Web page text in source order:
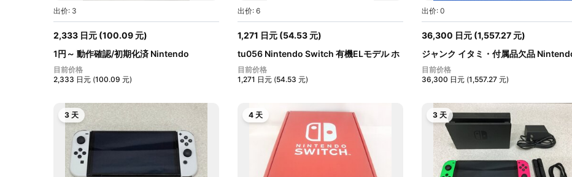
出价: 3
2,333 日元 (100.09 元)
1円～ 動作確認/初期化済 Nintendo
Switch...
目前价格
2,333 日元 (100.09 元)
出价: 6
1,271 日元 (54.53 元)
tu056 Nintendo Switch 有機ELモデル ホ
ワ...
目前价格
1,271 日元 (54.53 元)
出价: 0
36,300 日元 (1,557.27 元)
ジャンク イタミ・付属品欠品
Swi...
目前价格
36,300 日元 (1,557.27 元)
3 天 4 天 3 天